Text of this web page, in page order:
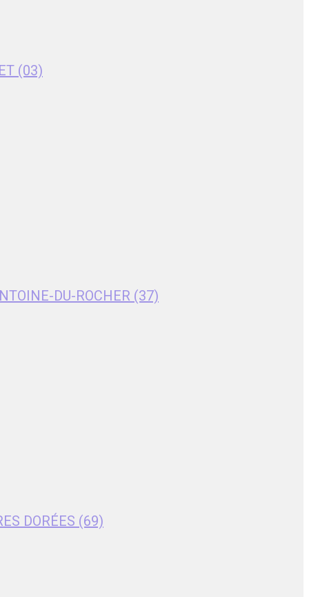
(03)
DU-ROCHER (37)
DORÉES (69)